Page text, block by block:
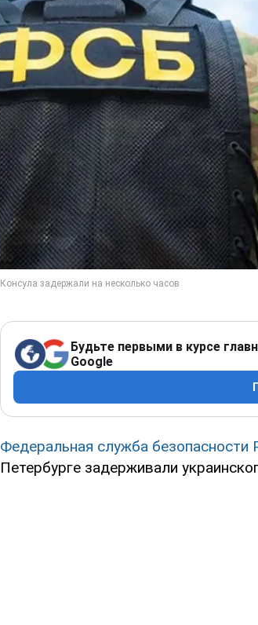
Будьте первыми в курсе
Google
Федеральная служба безопасности
Петербурге задерживали